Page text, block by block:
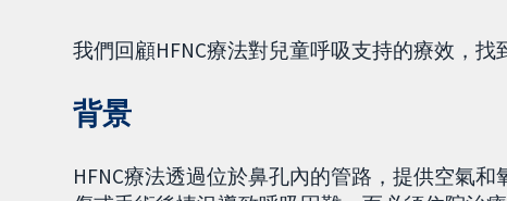
我們回顧HFNC療法對兒童呼吸支持的療效，找
背景
HFNC療法透過位於鼻孔內的管路，提供空氣